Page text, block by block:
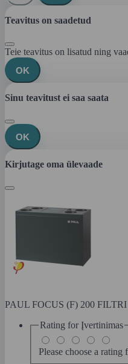
Teavitus on saadetud
Teie teavitus on lisatud ning
OK
Sinu teavitust ei saa saata
OK
Kirjutage oma ülevaade
PAUL FOCUS (F) 200
Rating for Įvertinimas
Please choose a rating